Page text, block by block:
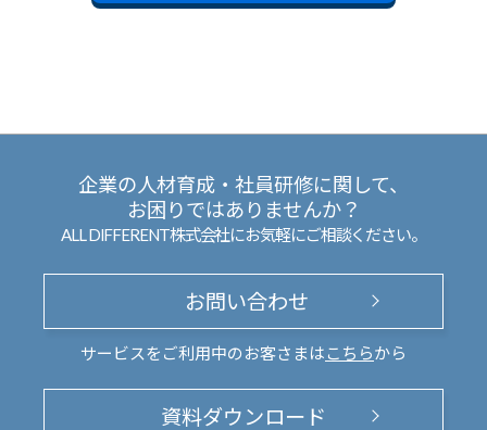
企業の人材育成・社員研修に関して、
お困りではありませんか？
ALL DIFFERENT株式会社にお気軽にご相談ください。
お問い合わせ
サービスをご利用中のお客さまは こちらから
資料ダウンロード